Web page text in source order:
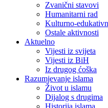
Zvanični stavovi
Humanitarni rad
Kulturno-
Ostale aktivnosti
Aktuelno
Vijesti iz svijeta
Vijesti iz BiH
Iz drugog ćoška
Razumjevanje islama
Život u islamu
Dijalog s drugima
Historija islama